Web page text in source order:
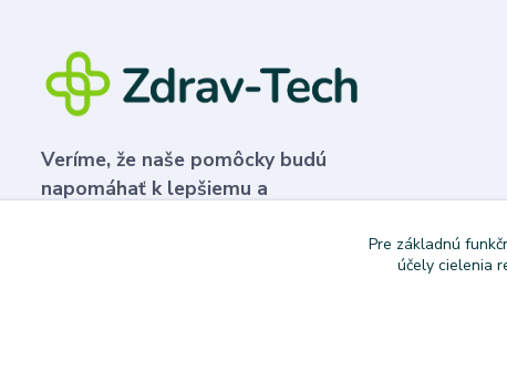
Veríme, že naše pomôcky budú
napomáhať k lepšiemu a
Pre základnú
účely cielenia